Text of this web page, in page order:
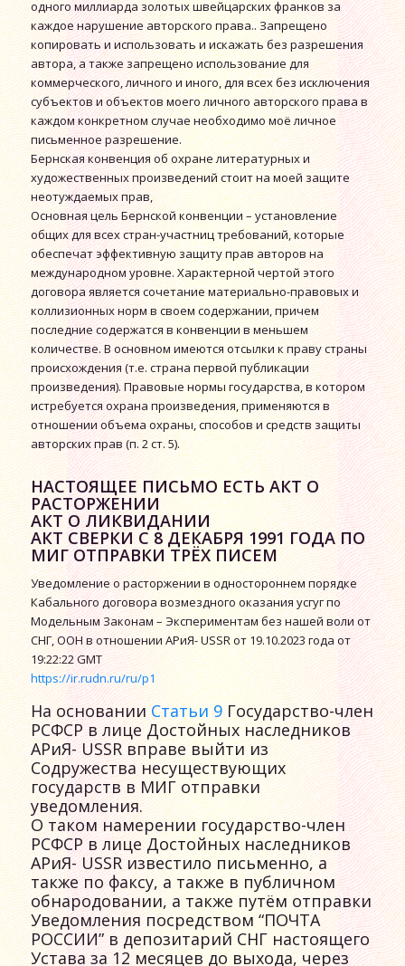
одного миллиарда золотых швейцарских франков за
каждое нарушение авторского права.. Запрещено
копировать и использовать и искажать без разрешения
автора, а также запрещено использование для
коммерческого, личного и иного, для всех без исключения
субъектов и объектов моего личного авторского права в
каждом конкретном случае необходимо моё личное
письменное разрешение.
Бернская конвенция об охране литературных и
художественных произведений стоит на моей защите
неотуждаемых прав,
Основная цель Бернской конвенции – установление
общих для всех стран-участниц требований, которые
обеспечат эффективную защиту прав авторов на
международном уровне. Характерной чертой этого
договора является сочетание материально-правовых и
коллизионных норм в своем содержании, причем
последние содержатся в конвенции в меньшем
количестве. В основном имеются отсылки к праву страны
происхождения (т.е. страна первой публикации
произведения). Правовые нормы государства, в котором
истребуется охрана произведения, применяются в
отношении объема охраны, способов и средств защиты
авторских прав (п. 2 ст. 5).
НАСТОЯЩЕЕ ПИСЬМО ЕСТЬ АКТ О
РАСТОРЖЕНИИ
АКТ О ЛИКВИДАНИИ
АКТ СВЕРКИ С 8 ДЕКАБРЯ 1991 ГОДА ПО
МИГ ОТПРАВКИ ТРЁХ ПИСЕМ
Уведомление о расторжении в одностороннем порядке
Кабального договора возмездного оказания усгуг по
Модельным Законам – Экспериментам без нашей воли от
СНГ, ООН в отношении АРиЯ- USSR от 19.10.2023 года от
19:22:22 GMT
https://ir.rudn.ru/ru/p1
На основанииСтатьи 9Государство-член
РСФСР в лице Достойных наследников
АРиЯ- USSR вправе выйти из
Содружества несуществующих
государств в МИГ отправки
уведомления.
О таком намерении государство-член
РСФСР в лице Достойных наследников
АРиЯ- USSR известило письменно, а
также по факсу, а также в публичном
обнародовании, а также путём отправки
Уведомления посредством “ПОЧТА
РОССИИ” в депозитарий СНГ настоящего
Устава за 12 месяцев до выхода, через